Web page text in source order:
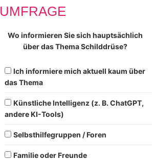
UMFRAGE
Wo informieren Sie sich hauptsächlich
über das Thema Schilddrüse?
Ich informiere mich aktuell kaum über
das Thema
Künstliche Intelligenz (z. B. ChatGPT,
andere KI-Tools)
Selbsthilfegruppen / Foren
Familie oder Freunde